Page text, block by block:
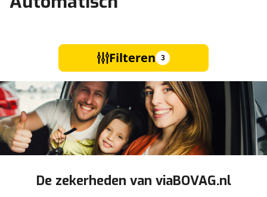
Filteren 3
De zekerheden van viaBOVAG.nl